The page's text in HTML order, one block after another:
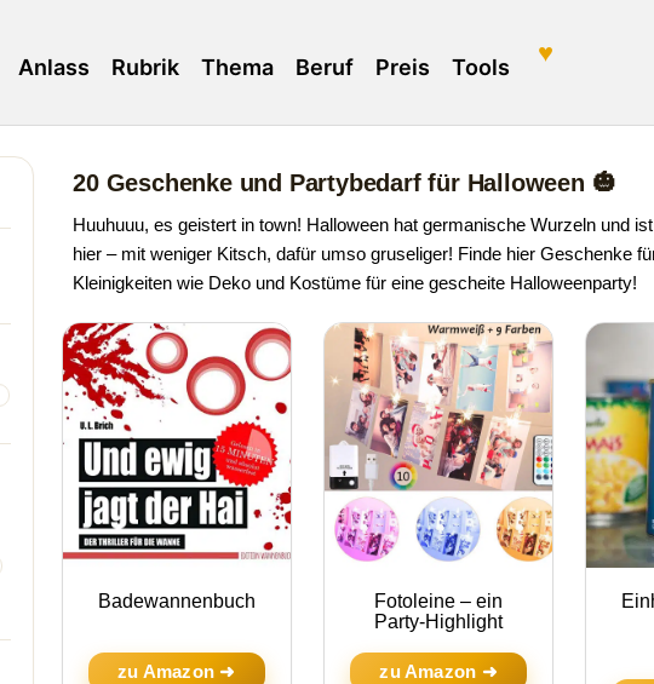
Anlass Rubrik Thema Beruf Preis Tools ♥
20 Geschenke und Partybedarf für Halloween 🎃
Huuhuuu, es geistert in town! Halloween hat germanische Wurzeln und
hier – mit weniger Kitsch, dafür umso gruseliger! Finde hier Geschenke
Kleinigkeiten wie Deko und Kostüme für eine gescheite Halloweenparty!
Badewannenbuch
zu Amazon ➜
Fotoleine – ein
Party-Highlight
zu Amazon ➜